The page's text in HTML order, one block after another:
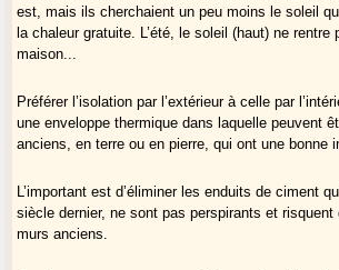
est, mais ils cherchaient un peu moins le soleil
la chaleur gratuite. L’été, le soleil (haut) ne rentre
maison...
Préférer l’isolation par l’extérieur à celle par
une enveloppe thermique dans laquelle peuvent
anciens, en terre ou en pierre, qui ont une bonne
L’important est d’éliminer les enduits de ciment
siècle dernier, ne sont pas perspirants et risquent
murs anciens.